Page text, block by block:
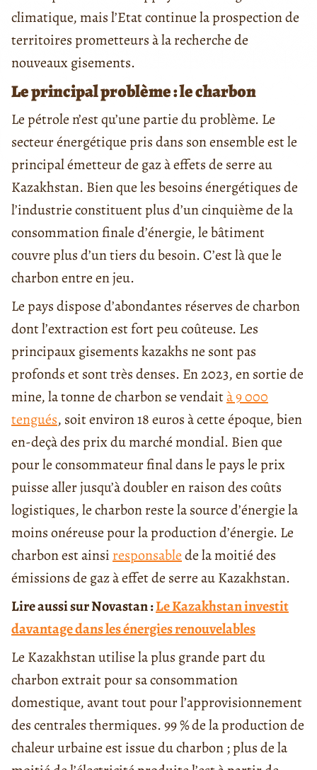
climatique, mais l’Etat continue la prospection de
territoires prometteurs à la recherche de
nouveaux gisements.
Le principal problème : le charbon
Le pétrole n’est qu’une partie du problème. Le
secteur énergétique pris dans son ensemble est le
principal émetteur de gaz à effets de serre au
Kazakhstan. Bien que les besoins énergétiques de
l’industrie constituent plus d’un cinquième de la
consommation finale d’énergie, le bâtiment
couvre plus d’un tiers du besoin. C’est là que le
charbon entre en jeu.
Le pays dispose d’abondantes réserves de charbon
dont l’extraction est fort peu coûteuse. Les
principaux gisements kazakhs ne sont pas
profonds et sont très denses. En 2023, en sortie de
mine, la tonne de charbon se vendaità 9 000
tengués, soit environ 18 euros à cette époque, bien
en-deçà des prix du marché mondial. Bien que
pour le consommateur final dans le pays le prix
puisse aller jusqu’à doubler en raison des coûts
logistiques, le charbon reste la source d’énergie la
moins onéreuse pour la production d’énergie. Le
charbon est ainsi responsablede la moitié des
émissions de gaz à effet de serre au Kazakhstan.
Lire aussi sur Novastan :Le Kazakhstan investit
davantage dans les énergies renouvelables
Le Kazakhstan utilise la plus grande part du
charbon extrait pour sa consommation
domestique, avant tout pour l’approvisionnement
des centrales thermiques. 99 % de la production de
chaleur urbaine est issue du charbon ; plus de la